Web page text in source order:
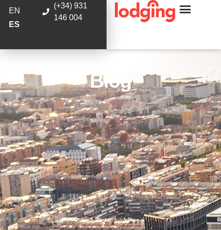
EN
ES
(+34) 931
146 004
Blog